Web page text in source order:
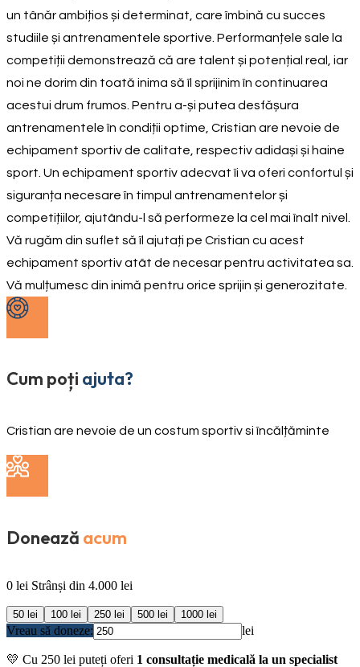
un tânăr ambițios și determinat, care îmbină cu succes
studiile și antrenamentele sportive. Performanțele sale la
competiții demonstrează că are talent și potențial real, iar
noi ne dorim din toată inima să îl sprijinim în continuarea
acestui drum frumos. Pentru a-și putea desfășura
antrenamentele în condiții optime, Cristian are nevoie de
echipament sportiv de calitate, respectiv adidași și haine
sport. Un echipament sportiv adecvat îi va oferi confortul și
siguranța necesare în timpul antrenamentelor și
competițiilor, ajutându-l să performeze la cel mai înalt nivel.
Vă rugăm din suflet să îl ajutați pe Cristian cu acest
echipament sportiv atât de necesar pentru activitatea sa.
Vă mulțumesc din inimă pentru orice sprijin și generozitate.
Cum poți ajuta?
Cristian are nevoie de un costum sportiv si încălțăminte
Donează acum
0 lei Strânși din 4.000 lei
50 lei 100 lei 250 lei 500 lei 1000 lei
Vreau să doneze: lei
💛 Cu 250 lei puteți oferi 1 consultație medicală la un specialist